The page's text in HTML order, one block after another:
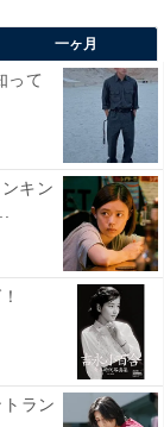
先端都市のイ
県）、「やは
かっこいいと
声がありまし
プロフィー
ら世の中の動
「どうし
一ヶ月
って
キン
ラン